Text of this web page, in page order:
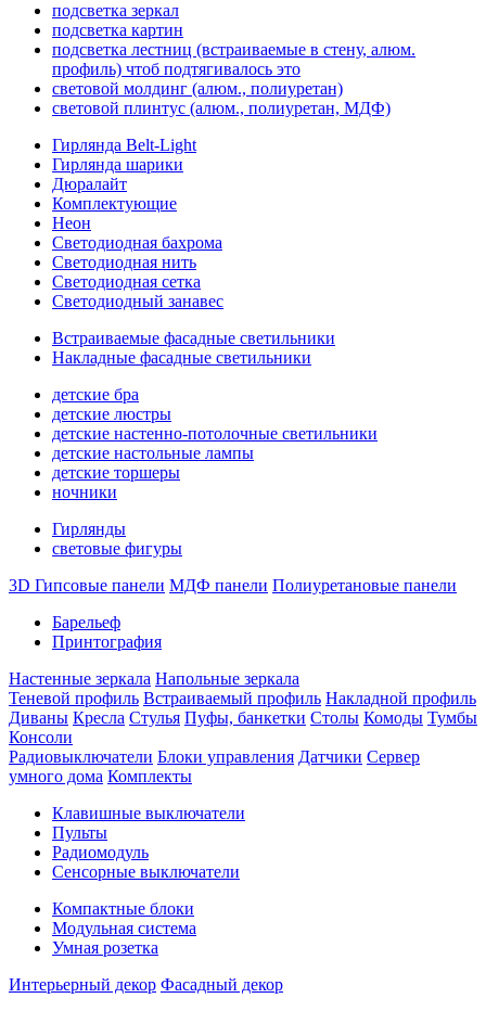
подсветка зеркал
подсветка картин
подсветка лестниц (встраиваемые в стену, алюм.
профиль) чтоб подтягивалось это
световой молдинг (алюм., полиуретан)
световой плинтус (алюм., полиуретан, МДФ)
Гирлянда Belt-Light
Гирлянда шарики
Дюралайт
Комплектующие
Неон
Светодиодная бахрома
Светодиодная нить
Светодиодная сетка
Светодиодный занавес
Встраиваемые фасадные светильники
Накладные фасадные светильники
детские бра
детские люстры
детские настенно-потолочные светильники
детские настольные лампы
детские торшеры
ночники
Гирлянды
световые фигуры
3D Гипсовые панели МДФ панели Полиуретановые панели
Барельеф
Принтография
Настенные зеркала Напольные зеркала
Теневой профиль Встраиваемый профиль Накладной профиль
Диваны Кресла Стулья Пуфы, банкетки Столы Комоды Тумбы
Консоли
Радиовыключатели Блоки управления Датчики Сервер
умного дома Комплекты
Клавишные выключатели
Пульты
Радиомодуль
Сенсорные выключатели
Компактные блоки
Модульная система
Умная розетка
Интерьерный декор Фасадный декор